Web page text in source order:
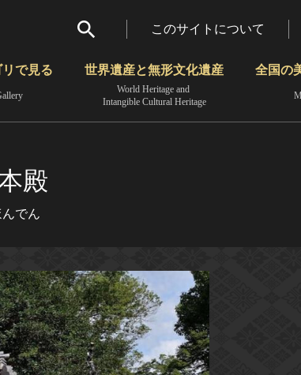
このサイトについて
リで見る 世界遺産と無形文化遺産
World Heritage and
Intangible Cultural Heritage
全国の
殿
でん